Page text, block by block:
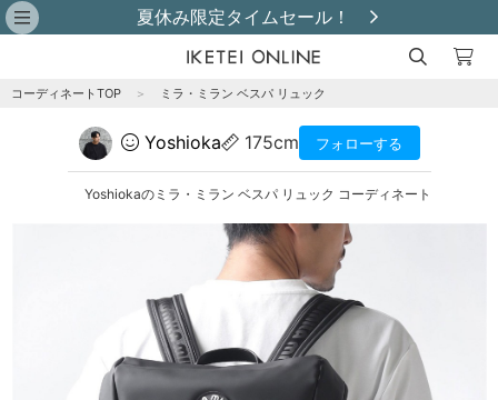
夏休み限定タイムセール！
コーディネートTOP ＞ ミラ・ミラン ベスパ リュック
Yoshioka 175cm フォローする
Yoshiokaのミラ・ミラン ベスパ リュック コーディネート